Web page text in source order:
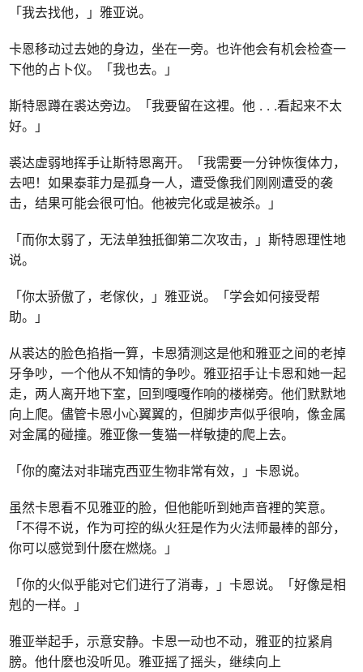
「我去找他，」雅亚说。
卡恩移动过去她的身边，坐在一旁。也许他会有机会检查一
下他的占卜仪。「我也去。」
斯特恩蹲在裘达旁边。「我要留在这裡。他 . . .看起来不太
好。」
裘达虚弱地挥手让斯特恩离开。「我需要一分钟恢復体力，
去吧！如果泰菲力是孤身一人，遭受像我们刚刚遭受的袭
击，结果可能会很可怕。他被完化或是被杀。」
「而你太弱了，无法单独抵御第二次攻击，」斯特恩理性地
说。
「你太骄傲了，老傢伙，」雅亚说。「学会如何接受帮
助。」
从裘达的脸色掐指一算，卡恩猜测这是他和雅亚之间的老掉
牙争吵，一个他从不知情的争吵。雅亚招手让卡恩和她一起
走，两人离开地下室，回到嘎嘎作响的楼梯旁。他们默默地
向上爬。儘管卡恩小心翼翼的，但脚步声似乎很响，像金属
对金属的碰撞。雅亚像一隻猫一样敏捷的爬上去。
「你的魔法对非瑞克西亚生物非常有效，」卡恩说。
虽然卡恩看不见雅亚的脸，但他能听到她声音裡的笑意。
「不得不说，作为可控的纵火狂是作为火法师最棒的部分，
你可以感觉到什麽在燃烧。」
「你的火似乎能对它们进行了消毒，」卡恩说。「好像是相
剋的一样。」
雅亚举起手，示意安静。卡恩一动也不动，雅亚的拉紧肩
膀。他什麽也没听见。雅亚摇了摇头，继续向上